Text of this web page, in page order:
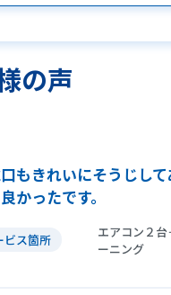
の声
もきれいにそうじし
かったです。
ビス箇所
エアコン２
ーニング